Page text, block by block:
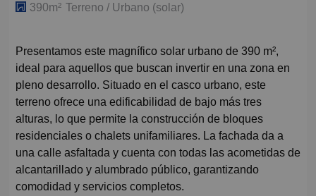
390m² Terreno / Urbano (solar)
Presentamos este magnífico solar urbano de 390 m²,
ideal para aquellos que buscan invertir en una zona en
pleno desarrollo. Situado en el casco urbano, este
terreno ofrece una edificabilidad de bajo más tres
alturas, lo que permite la construcción de bloques
residenciales o chalets unifamiliares. La fachada da a
una calle asfaltada y cuenta con todas las acometidas de
alcantarillado y alumbrado público, garantizando
comodidad y servicios completos.